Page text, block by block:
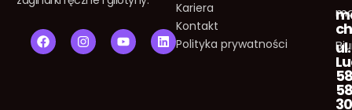
F
a
c
I
n
s
Y
o
u
L
i
n
Kariera
Kontakt
Polityka prywatności
ul.
58